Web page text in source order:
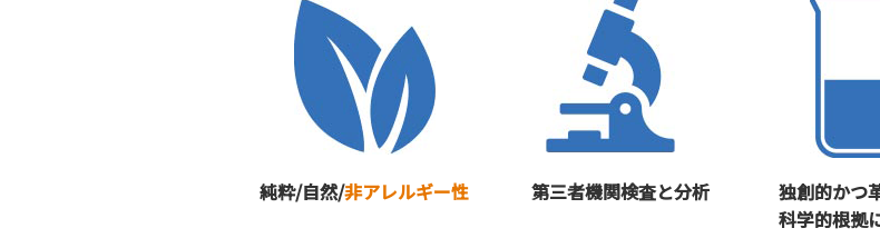
純粋/自然/非アレルギー性 第三者機関検査と分析
独創的かつ
科学的根拠